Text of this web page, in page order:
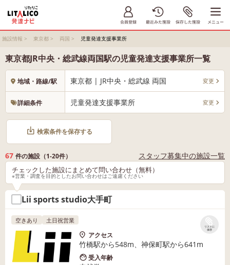
施設情報 > 東京都 > 両国 > 児童発達支援事業所
東京都JR中央・総武線両国駅の児童発達支援事業所一覧
地域・路線/駅 東京都 | JR中央・総武線 両国 変更
詳細条件 児童発達支援事業所 変更
検索条件を保存する
67 件の施設（1-20件） スタッフ募集中の施設一覧
チェックした施設にまとめて問い合わせ（無料）
※営業・調査を目的としたお問い合わせはご遠慮ください
Lii sports studio大手町
リストに
保存
空きあり 土日祝営業
アクセス
竹橋駅から548m、神保町駅から641m
受入年齢